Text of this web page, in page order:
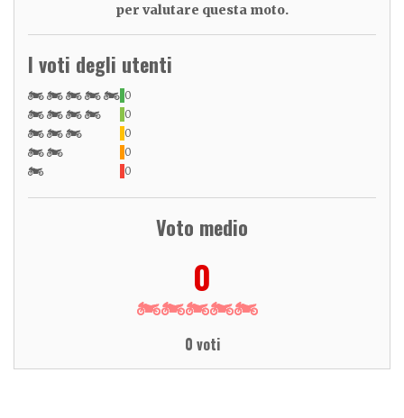
per valutare questa moto.
I voti degli utenti
0
0
0
0
0
Voto medio
0
0 voti